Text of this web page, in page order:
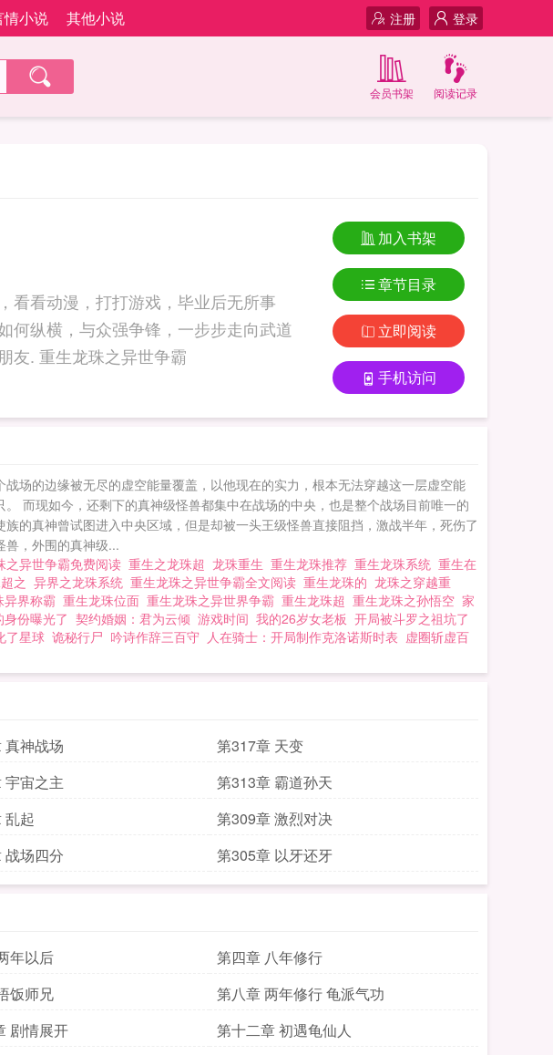
情小说 其他小说 登录
注册
阅读记录
会员书架
看看动漫，打打游戏，毕业后无所事
何纵横，与众强争锋，一步步走向武道
巅峰！如果您喜欢重生龙珠之异世争霸，别忘记分享给朋友. 重生龙珠之异世争霸
加入书架
章节目录
立即阅读
手机访问
场的边缘被无尽的虚空能量覆盖，以他现在的实力，根本无法穿越这一层虚空能
而现如今，还剩下的真神级怪兽都集中在战场的中央，也是整个战场目前唯一的
的真神曾试图进入中央区域，但是却被一头王级怪兽直接阻挡，激战半年，死伤了
兽，外围的真神级...
之异世争霸免费阅读 重生之龙珠超 龙珠重生 重生龙珠推荐 重生龙珠系统 重生在
之 异界之龙珠系统 重生龙珠之异世争霸全文阅读 重生龙珠的 龙珠之穿越重
异界称霸 重生龙珠位面 重生龙珠之异世界争霸 重生龙珠超 重生龙珠之孙悟空 家
份曝光了 契约婚姻：君为云倾 游戏时间 我的26岁女老板 开局被斗罗之祖坑了
了星球 诡秘行尸 吟诗作辞三百守 人在骑士：开局制作克洛诺斯时表 虚圈斩虚百
真神战场
第317章 天变
宇宙之主
第313章 霸道孙天
乱起
第309章 激烈对决
战场四分 第305章 以牙还牙
年以后
第四章 八年修行
饭师兄
第八章 两年修行 龟派气功
剧情展开
第十二章 初遇龟仙人